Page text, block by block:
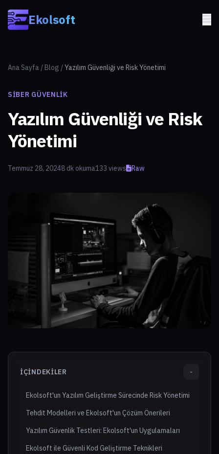
Ekolsoft
Ana Sayfa / Blog /Yazılım Güvenliği ve Risk Yönetimi
SIBER GÜVENLIK
Yazılım Güvenliği ve Risk
Yönetimi
Temmuz 28, 20248 dk okuma133 views Raw
İÇINDEKILER -
Ekolsoft'un Yazılım Geliştirme Sürecinde Risk Yönetimi
Tehdit Modelleri ve Ekolsoft'un Çözüm Önerileri
Yazılım Güvenlik Testleri: Ekolsoft'un Uygulamaları
Ekolsoft ile Güvenli Kod Geliştirme Teknikleri